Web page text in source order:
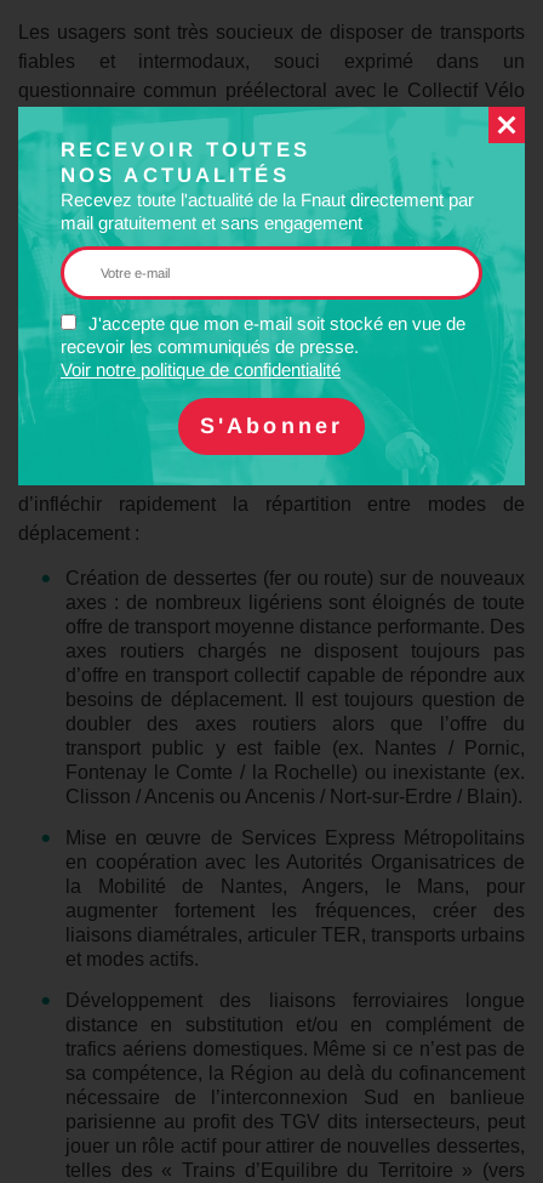
RECEVOIR TOUTES
NOS ACTUALITÉS
Recevez toute l'actualité de la Fnaut directement par
mail gratuitement et sans engagement
J'accepte que mon e-mail soit stocké en vue de
recevoir les communiqués de presse.
Voir notre politique de confidentialité
Les usagers sont très soucieux de disposer de transports
fiables et intermodaux, souci exprimé dans un
questionnaire commun préélectoral avec le Collectif Vélo
régional et avec l’UFC Que Choisir, transmis aux
candidats. L’équipe réélue y a répondu et nous attendons
une amélioration nette de la situation, dans le
prolongement des actions entreprises.
Des transports publics plus proches des territoires et
des besoins, articulés avec le développement du vélo,
sont nécessaires pour des objectifs de baisse des
émissions de GES, toujours non définis à l’échelle
régionale .
Au delà du programme acté par la SRM, les évolutions
climatiques et le poids stable du secteur des transports
dans les émissions de GES montrent la nécessité
d’infléchir rapidement la répartition entre modes de
déplacement :
Création de dessertes (fer ou route) sur de nouveaux
axes : de nombreux ligériens sont éloignés de toute
offre de transport moyenne distance performante. Des
axes routiers chargés ne disposent toujours pas
d’offre en transport collectif capable de répondre aux
besoins de déplacement. Il est toujours question de
doubler des axes routiers alors que l’offre du
transport public y est faible (ex. Nantes / Pornic,
Fontenay le Comte / la Rochelle) ou inexistante (ex.
Clisson / Ancenis ou Ancenis / Nort-sur-Erdre / Blain).
Mise en œuvre de Services Express Métropolitains
en coopération avec les Autorités Organisatrices de
la Mobilité de Nantes, Angers, le Mans, pour
augmenter fortement les fréquences, créer des
liaisons diamétrales, articuler TER, transports urbains
et modes actifs.
Développement des liaisons ferroviaires longue
distance en substitution et/ou en complément de
trafics aériens domestiques. Même si ce n’est pas de
sa compétence, la Région au delà du cofinancement
nécessaire de l’interconnexion Sud en banlieue
parisienne au profit des TGV dits intersecteurs, peut
jouer un rôle actif pour attirer de nouvelles dessertes,
telles des « Trains d’Equilibre du Territoire » (vers